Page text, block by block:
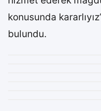
konusunda
bulundu.